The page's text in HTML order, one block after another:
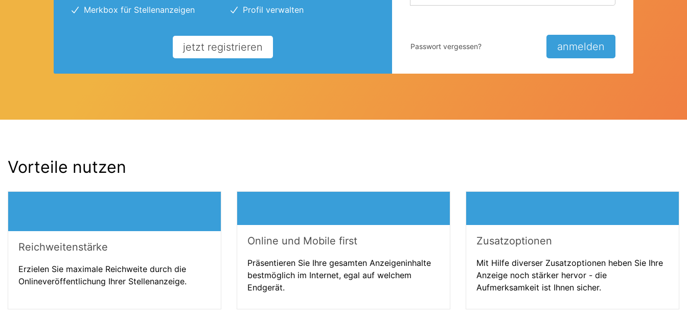
Merkbox für Stellenanzeigen
Profil verwalten
jetzt registrieren
Anmelden
anmelden
Passwort vergessen?
Vorteile nutzen
Reichweitenstärke
Erzielen Sie maximale Reichweite durch die
Onlineveröffentlichung Ihrer Stellenanzeige.
Online und Mobile first
Präsentieren Sie Ihre gesamten Anzeigeninhalte
bestmöglich im Internet, egal auf welchem
Endgerät.
Zusatzoptionen
Mit Hilfe diverser Zusatzoptionen heben Sie Ihre
Anzeige noch stärker hervor - die
Aufmerksamkeit ist Ihnen sicher.